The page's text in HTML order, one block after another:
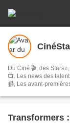
Du Ciné 🎬, des
📺. Les news des talents du cinéma et de la culture. des Interviews 🎤 vidéos
📹, Les avant-
Transformers